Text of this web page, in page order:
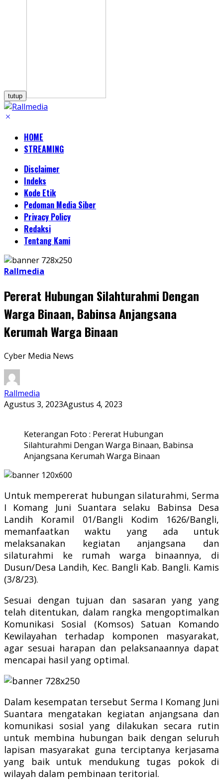
tutup
HOME
STREAMING
Disclaimer
Indeks
Kode Etik
Pedoman Media Siber
Privacy Policy
Redaksi
Tentang Kami
Rallmedia
Pererat Hubungan Silahturahmi Dengan
Warga Binaan, Babinsa Anjangsana
Kerumah Warga Binaan
Cyber Media News
Rallmedia
Agustus 3, 2023Agustus 4, 2023
Keterangan Foto : Pererat Hubungan
Silahturahmi Dengan Warga Binaan, Babinsa
Anjangsana Kerumah Warga Binaan
Untuk mempererat hubungan silaturahmi, Serma
I Komang Juni Suantara selaku Babinsa Desa
Landih Koramil 01/Bangli Kodim 1626/Bangli,
memanfaatkan waktu yang ada untuk
melaksanakan kegiatan anjangsana dan
silaturahmi ke rumah warga binaannya, di
Dusun/Desa Landih, Kec. Bangli Kab. Bangli. Kamis
(3/8/23).
Sesuai dengan tujuan dan sasaran yang yang
telah ditentukan, dalam rangka mengoptimalkan
Komunikasi Sosial (Komsos) Satuan Komando
Kewilayahan terhadap komponen masyarakat,
agar sesuai harapan dan pelaksanaannya dapat
mencapai hasil yang optimal.
Dalam kesempatan tersebut Serma I Komang Juni
Suantara mengatakan kegiatan anjangsana dan
komunikasi sosial yang dilakukan secara rutin
untuk membina hubungan baik dengan seluruh
lapisan masyarakat guna terciptanya kerjasama
yang baik untuk mendukung tugas pokok di
wilayah dalam pembinaan teritorial.